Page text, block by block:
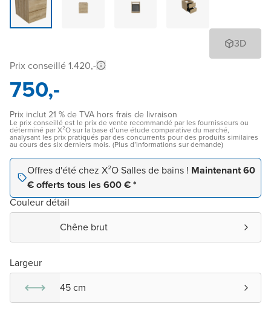
3D
Prix conseillé 1.420,-
750,-
Prix inclut 21 % de TVA hors frais de livraison
Le prix conseillé est le prix de vente recommandé par les fournisseurs ou
déterminé par X²O sur la base d’une étude comparative du marché,
analysant les prix pratiqués par des concurrents pour des produits similaires
au cours des six derniers mois. (Plus d’informations sur demande)
Offres d'été chez X²O Salles de bains ! Maintenant 60
€ offerts tous les 600 € *
Couleur détail
Chêne brut
Largeur
45 cm